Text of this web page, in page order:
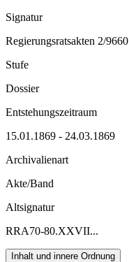
Signatur
Regierungsratsakten 2/9660
Stufe
Dossier
Entstehungszeitraum
15.01.1869 - 24.03.1869
Archivalienart
Akte/Band
Altsignatur
RRA70-80.XXVII...
Inhalt und innere Ordnung